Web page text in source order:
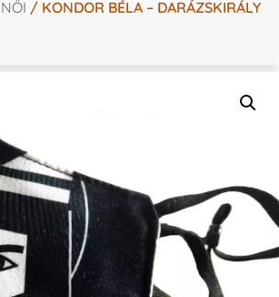
NŐI / KONDOR BÉLA – DARÁZSKIRÁLY